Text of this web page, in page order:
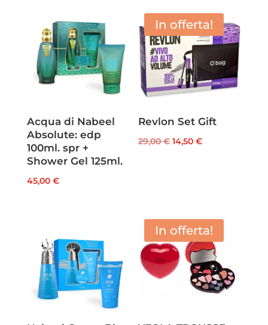
Acqua di Nabeel
Absolute: edp
100ml. spr +
Shower Gel 125ml.
45,00 €
In offerta!
Revlon Set Gift
29,00€ Il
14,50€Il
In offerta!